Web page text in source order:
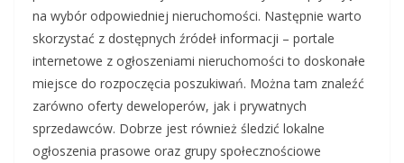
na wybór odpowiedniej nieruchomości. Następnie warto
skorzystać z dostępnych źródeł informacji – portale
internetowe z ogłoszeniami nieruchomości to doskonałe
miejsce do rozpoczęcia poszukiwań. Można tam znaleźć
zarówno oferty deweloperów, jak i prywatnych
sprzedawców. Dobrze jest również śledzić lokalne
ogłoszenia prasowe oraz grupy społecznościowe